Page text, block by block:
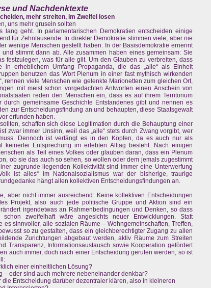
und Nachdenktexte
mehr streiten, im Zweifel losen
uns mehr gruseln sollten
lang geht. In parlamentarischen Demokratien entscheiden einige
für Zehntausende. In direkter Demokratie stimmen viele, aber nie
wenige Menschen gestellt haben. In der Basisdemokratie ernennt
stimmt dann ab. Alle zusammen haben eines gemeinsam: Sie
festzulegen, was für alle gilt. Um den Glauben zu verbreiten, dass
erheblichem Umfang Propaganda, die das „alle“ als Einheit
benutzen das Wort Plenum in einer fast mythisch wirkenden
rennen viele Menschen wie gelenkte Marionetten zum gleichen Ort,
mit meist schon vorgedachten Antworten einen Anschein von
reden den Menschen ein, dass es auf ihrem Territorium
gemeinsame Geschichte Entstandenes gibt und nennen es
zur Entscheidungsfindung an und behaupten, diese Staatsgewalt
erfunden haben.
schaffen sich diese Legitimation durch die Behauptung einer
zwar immer Unsinn, weil das „alle“ stets durch Zwang vorgibt, wer
Dennoch ist verfängt es in den Köpfen, da es auch nur als
keinerlei Entsprechung im erlebten Alltag besteht. Nach einigen
als Teil eines Volkes oder glauben daran, dass ein Plenum
ob sie das auch so sehen, so wollen oder dem jemals zugestimmt
zugrunde liegenden Kollektivität sind immer eine Unterwerfung
ist alles“ im Nationalsozialismus war der bisherige, traurige
hängt allen kollektiven Entscheidungsfindungen an.
aber nicht immer ausreichend: Keine kollektiven Entscheidungen
Projekt, also auch jede politische Gruppe und Aktion sind ein
irgendetwas an Rahmenbedingungen und Denken, so dass
zweifelhaft wäre angesichts neuer Entwicklungen. Statt
es sinnvoller, alle sozialen Räume – Wohngemeinschaften, Treffen,
so zu gestalten, dass ein gleichberechtigter Zugang zu allen
Zurichtungen abgebaut werden, aktiv Räume zum Streiten
Transparenz, Informationsaustausch sowie Kooperation gefördert
auch immer, doch nach einer Entscheidung gerufen werden, so ist
einer einheitlichen Lösung?
– oder sind auch mehrere nebeneinander denkbar?
Entscheidung darüber dezentraler klären, also in kleineren